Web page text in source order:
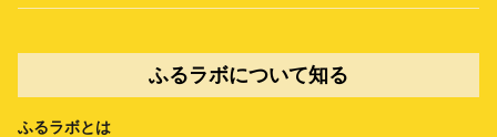
ふるラボについて知る
ふるラボとは